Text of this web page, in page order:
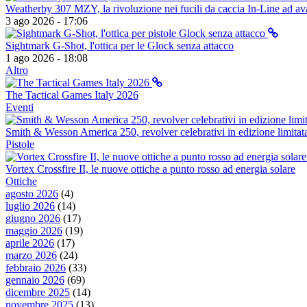
Weatherby 307 MZY, la rivoluzione nei fucili da caccia In-Line ad
3 ago 2026 - 17:06
Sightmark G-Shot, l'ottica per le Glock senza attacco
1 ago 2026 - 18:08
Altro
The Tactical Games Italy 2026
Eventi
Smith & Wesson America 250, revolver celebrativi in edizione
Pistole
Vortex Crossfire II, le nuove ottiche a punto rosso ad energia solare
Ottiche
agosto 2026 (4)
luglio 2026 (14)
giugno 2026 (17)
maggio 2026 (19)
aprile 2026 (17)
marzo 2026 (24)
febbraio 2026 (33)
gennaio 2026 (69)
dicembre 2025 (14)